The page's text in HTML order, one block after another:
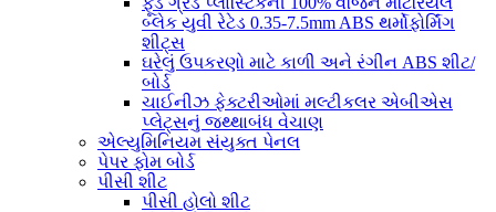
બ્લેક યુવી રેટેડ 0.35-7.5mm ABS થર્મોફોર્મિંગ
શીટ્સ
ઘરેલું ઉપકરણો માટે કાળી અને રંગીન ABS શીટ/
બોર્ડ
ચાઈનીઝ ફેક્ટરીઓમાં મલ્ટીકલર એબીએસ
પ્લેટ્સનું જથ્થાબંધ વેચાણ
એલ્યુમિનિયમ સંયુક્ત પેનલ
પેપર ફોમ બોર્ડ
પીસી શીટ
પીસી હોલો શીટ